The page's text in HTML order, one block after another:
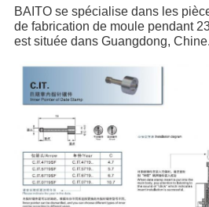
BAITO se spécialise dans les
de fabrication de moule pendant
est située dans Guangdong, Chine.